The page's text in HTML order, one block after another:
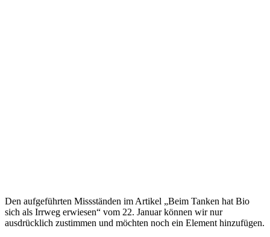
Den aufgeführten Missständen im Artikel „Beim Tanken hat Bio
sich als Irrweg erwiesen“ vom 22. Januar können wir nur
ausdrücklich zustimmen und möchten noch ein Element hinzufügen.